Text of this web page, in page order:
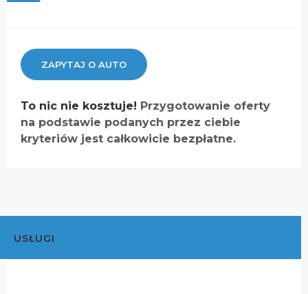
ZAPYTAJ O AUTO
To nic nie kosztuje! Przygotowanie oferty
na podstawie podanych przez ciebie
kryteriów jest całkowicie bezpłatne.
USŁUGI